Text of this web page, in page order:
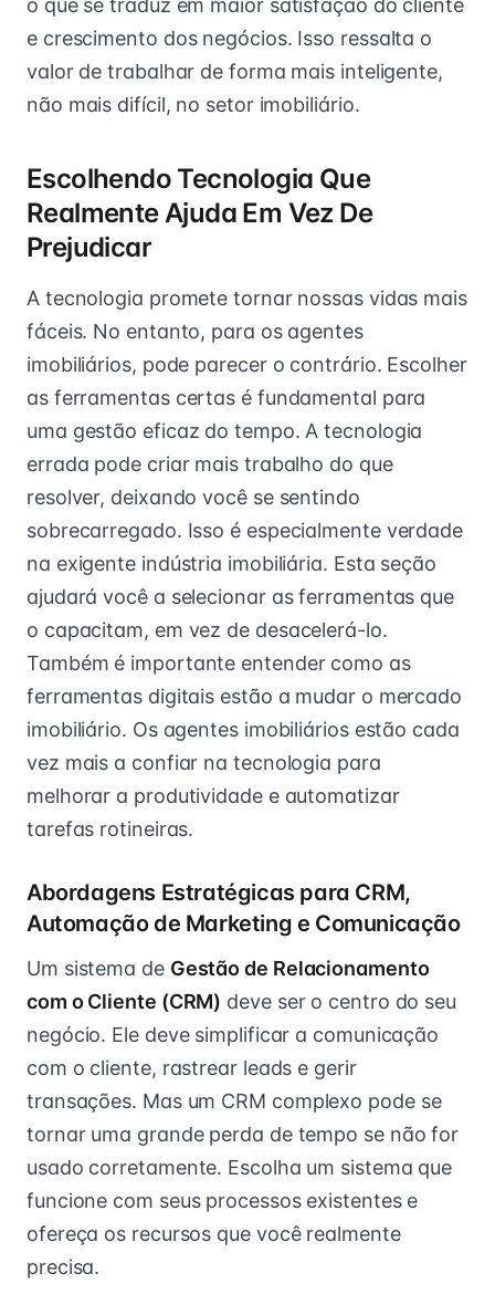
o que se traduz em maior satisfação do cliente
e crescimento dos negócios. Isso ressalta o
valor de trabalhar de forma mais inteligente,
não mais difícil, no setor imobiliário.
Escolhendo Tecnologia Que
Realmente Ajuda Em Vez De
Prejudicar
A tecnologia promete tornar nossas vidas mais
fáceis. No entanto, para os agentes
imobiliários, pode parecer o contrário. Escolher
as ferramentas certas é fundamental para
uma gestão eficaz do tempo. A tecnologia
errada pode criar mais trabalho do que
resolver, deixando você se sentindo
sobrecarregado. Isso é especialmente verdade
na exigente indústria imobiliária. Esta seção
ajudará você a selecionar as ferramentas que
o capacitam, em vez de desacelerá-lo.
Também é importante entender como as
ferramentas digitais estão a mudar o mercado
imobiliário. Os agentes imobiliários estão cada
vez mais a confiar na tecnologia para
melhorar a produtividade e automatizar
tarefas rotineiras.
Abordagens Estratégicas para CRM,
Automação de Marketing e Comunicação
Um sistema de Gestão de Relacionamento
com o Cliente (CRM) deve ser o centro do seu
negócio. Ele deve simplificar a comunicação
com o cliente, rastrear leads e gerir
transações. Mas um CRM complexo pode se
tornar uma grande perda de tempo se não for
usado corretamente. Escolha um sistema que
funcione com seus processos existentes e
ofereça os recursos que você realmente
precisa.